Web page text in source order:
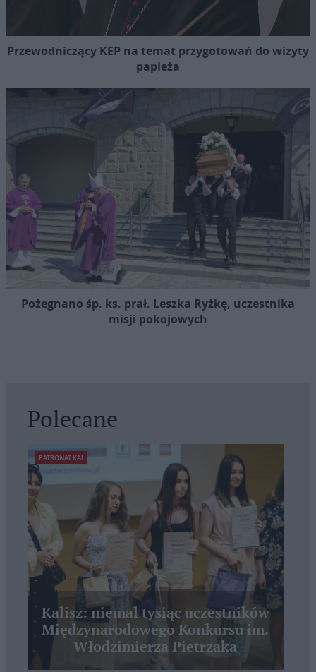
Przewodniczący KEP na temat przygotowań do wizyty
papieża
Pożegnano śp. ks. prał. Leszka Ryżkę, uczestnika
misji pokojowych
Polecane
PATRONAT KAI
Kalisz: niemal tysiąc uczestników
Międzynarodowego Konkursu im.
Włodzimierza Pietrzaka